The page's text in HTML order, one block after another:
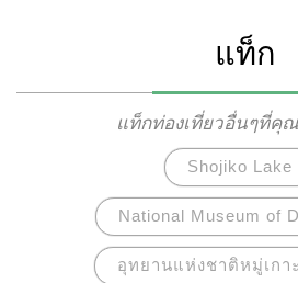
บริการแช่น้ำแร่ภายในอุทยานเพื่
แท็ก
แท็กท่องเที่ยวอื่นๆที่คุ
Shojiko Lake
National Museum of
อุทยานแห่งชาติหมู่เกา